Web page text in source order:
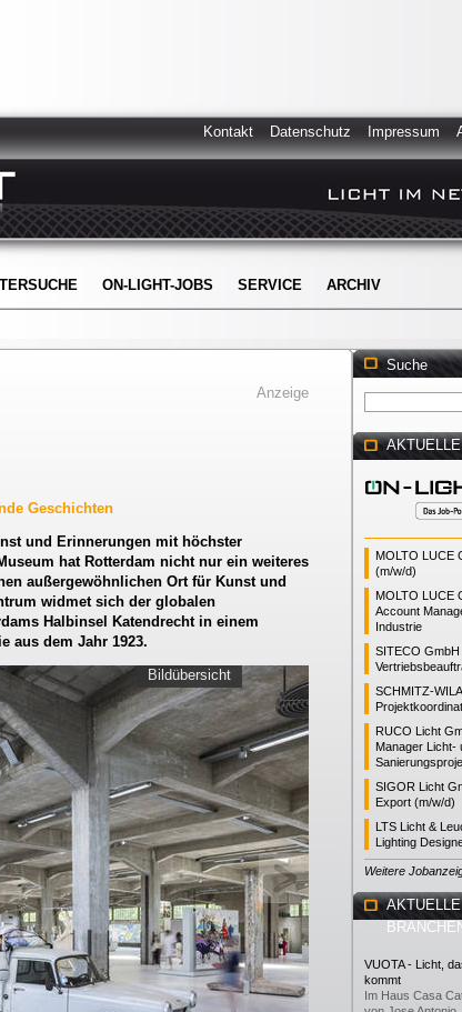
Kontakt Datenschutz Impressum
ON-LIGHT-JOBS SERVICE ARCHIV
Anzeige
Geschichten
und Erinnerungen mit höchster
hat Rotterdam nicht nur ein weiteres
außergewöhnlichen Ort für Kunst und
widmet sich der globalen
Halbinsel Katendrecht in einem
aus dem Jahr 1923.
Bildübersicht
Suche
MOLTO LUCE
(m/w/d)
MOLTO LUCE
Account
Industrie
SITECO GmbH
SCHMITZ-
RUCO Licht
Manager Licht-
SIGOR Licht
Export (m/w/d)
LTS Licht &
Lighting
Weitere
AKTUELLE
VUOTA - Licht,
kommt
Im Haus Casa